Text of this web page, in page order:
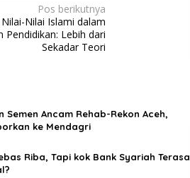
Pos berikutnya
Nilai Islami dalam
Pendidikan: Lebih dari
Sekadar Teori
Semen Ancam Rehab-Rekon Aceh,
ke Mendagri
Riba, Tapi kok Bank Syariah Terasa